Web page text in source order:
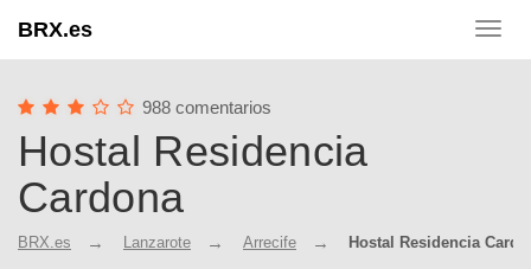
BRX.es
988 comentarios
Hostal Residencia
Cardona
BRX.es Lanzarote Arrecife Hostal Residencia